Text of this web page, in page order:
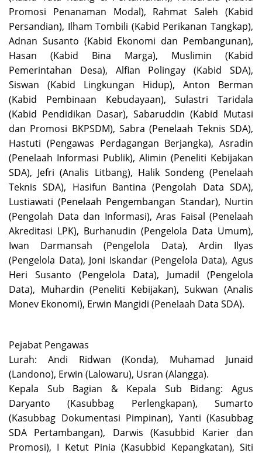
Promosi Penanaman Modal), Rahmat Saleh (Kabid
Persandian), Ilham Tombili (Kabid Perikanan Tangkap),
Adnan Susanto (Kabid Ekonomi dan Pembangunan),
Hasan (Kabid Bina Marga), Muslimin (Kabid
Pemerintahan Desa), Alfian Polingay (Kabid SDA),
Siswan (Kabid Lingkungan Hidup), Anton Berman
(Kabid Pembinaan Kebudayaan), Sulastri Taridala
(Kabid Pendidikan Dasar), Sabaruddin (Kabid Mutasi
dan Promosi BKPSDM), Sabra (Penelaah Teknis SDA),
Hastuti (Pengawas Perdagangan Berjangka), Asradin
(Penelaah Informasi Publik), Alimin (Peneliti Kebijakan
SDA), Jefri (Analis Litbang), Halik Sondeng (Penelaah
Teknis SDA), Hasifun Bantina (Pengolah Data SDA),
Lustiawati (Penelaah Pengembangan Standar), Nurtin
(Pengolah Data dan Informasi), Aras Faisal (Penelaah
Akreditasi LPK), Burhanudin (Pengelola Data Umum),
Iwan Darmansah (Pengelola Data), Ardin Ilyas
(Pengelola Data), Joni Iskandar (Pengelola Data), Agus
Heri Susanto (Pengelola Data), Jumadil (Pengelola
Data), Muhardin (Peneliti Kebijakan), Sukwan (Analis
Monev Ekonomi), Erwin Mangidi (Penelaah Data SDA).
Pejabat Pengawas
Lurah: Andi Ridwan (Konda), Muhamad Junaid
(Landono), Erwin (Lalowaru), Usran (Alangga).
Kepala Sub Bagian & Kepala Sub Bidang: Agus
Daryanto (Kasubbag Perlengkapan), Sumarto
(Kasubbag Dokumentasi Pimpinan), Yanti (Kasubbag
SDA Pertambangan), Darwis (Kasubbid Karier dan
Promosi), I Ketut Pinia (Kasubbid Kepangkatan), Siti